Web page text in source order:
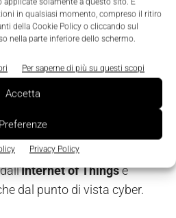
applicate solamente a questo sito. È
in qualsiasi momento, compreso il ritiro
della Cookie Policy o cliccando sul
nella parte inferiore dello schermo.
Per saperne di più su questi scopi
Accetta
Preferenze
Privacy Policy
ad alta disponibilità) e un
perché l’approccio
in un contesto industriale
Internet of Thingse
dal punto di vista cyber.